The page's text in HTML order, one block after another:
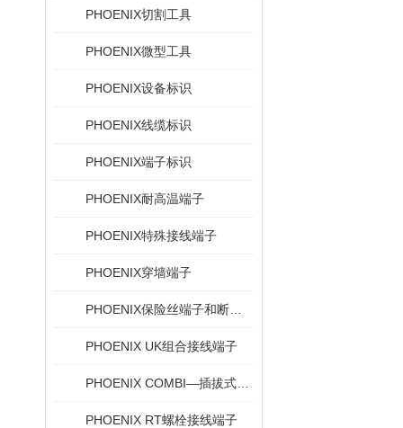
PHOENIX切割工具
PHOENIX微型工具
PHOENIX设备标识
PHOENIX线缆标识
PHOENIX端子标识
PHOENIX耐高温端子
PHOENIX特殊接线端子
PHOENIX穿墙端子
PHOENIX UK组合接线端子
PHOENIX RT螺栓接线端子